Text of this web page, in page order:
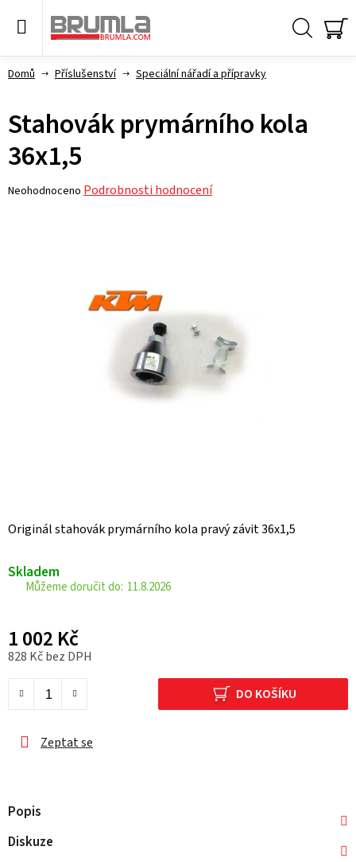
Domů Příslušenství Speciální nářadí a přípravky
Originál stahovák prymárního kola pravý závit 36x1,5
Skladem
11.8.2026
1 002 Kč
828 Kč bez DPH
DO KOŠÍKU
Zeptat se
Stahovák prymárního kola
36x1,5
Průměrné
Neohodnoceno Podrobnosti hodnocení
Popis
Diskuze